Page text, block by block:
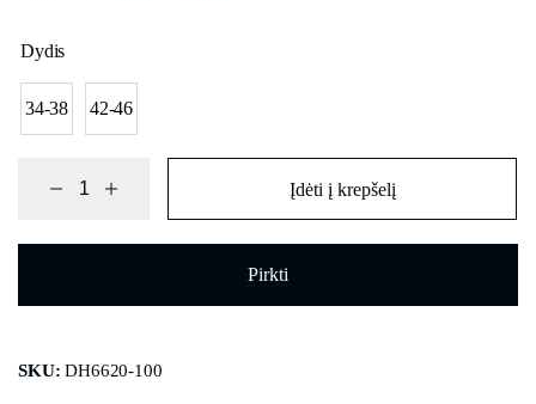
Dydis
34-38 42-46
Įdėti į krepšelį
Pirkti
SKU:DH6620-100